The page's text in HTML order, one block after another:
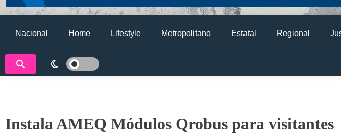
Nacional Home Lifestyle Metropolitano Estatal Regional
Instala AMEQ Módulos Qrobus para visitantes